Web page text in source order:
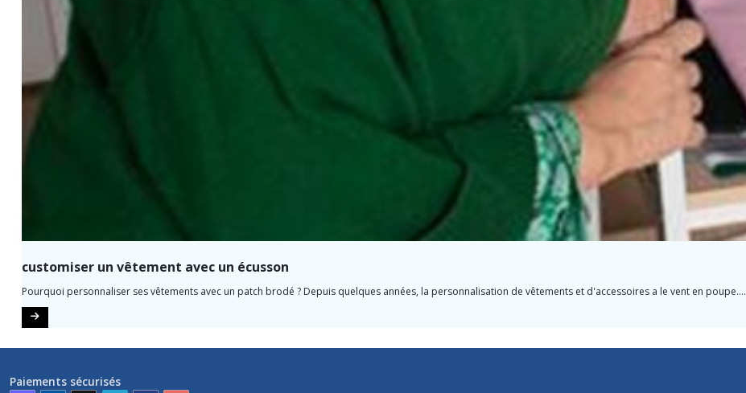
customiser un vêtement avec un écusson
Pourquoi personnaliser ses vêtements avec un patch brodé ? Depuis quelques années, la personnalisation de vêtements et d'accessoires a le vent en poupe....
Paiements sécurisés